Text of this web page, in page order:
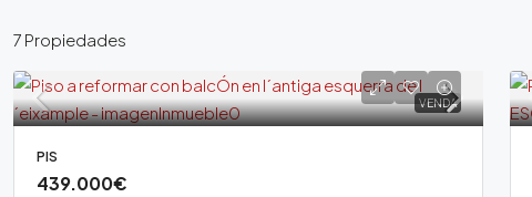
7 Propiedades
VENDA
PIS
439.000€